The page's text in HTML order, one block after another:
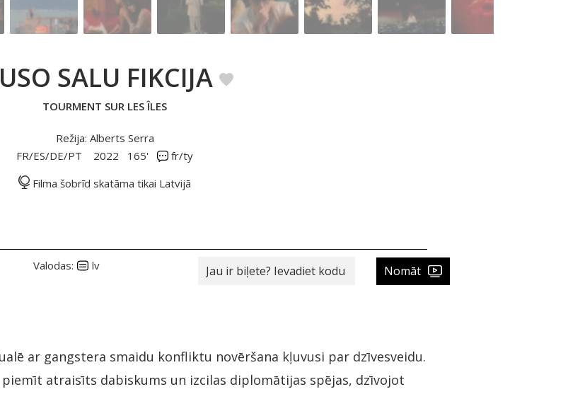
SALU FIKCIJA
TOURMENT SUR LES ÎLES
Režija: Alberts Serra
FR/ES/DE/PT
2022 165'
fr/ty
Filma šobrīd skatāma tikai Latvijā
Valodas: lv Nomāt
ar gangstera smaidu konfliktu novēršana kļuvusi par dzīvesveidu.
atraisīts dabiskums un izcilas diplomātijas spējas, dzīvojot